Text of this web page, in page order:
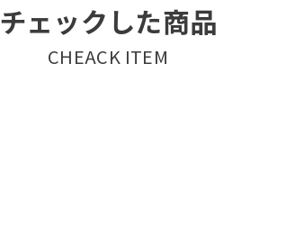
チェックした商品